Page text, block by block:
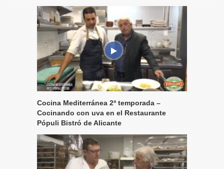
Cocina Mediterránea 2ª temporada –
Cocinando con uva en el Restaurante
Pópuli Bistró de Alicante